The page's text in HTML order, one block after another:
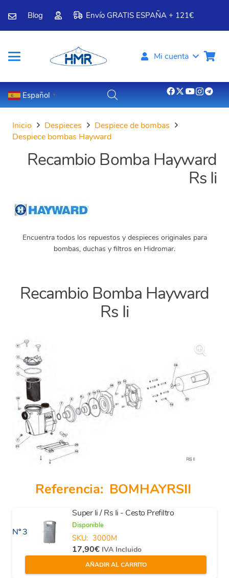
Blog Envío GRATIS ESPAÑA + 121€
Mi cuenta
Español ▼
Inicio Despieces
Despiece de bombas
Despiece bombas Hayward
Recambio Bomba Hayward
Rs Ii
Encuentra todos los repuestos y despieces originales para
bombas, duchas y filtros en Hidromar.
Recambio Bomba Hayward
Rs Ii
Referencia: BOMHAYRSII
Nº 3
Super Ii / Rs Ii - Cesto Prefiltro
Disponible
SKU: 3000M
17,90€ IVA Incluido
AÑADIR AL CARRITO